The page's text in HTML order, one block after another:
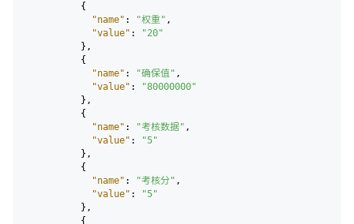
{
"name" : "权重" ,
"value" :
"20"
} ,
{
"name" : "确保值" ,
"value" :
"80000000"
} ,
{
"name" : "考核数据" ,
"value" :
"5"
} ,
{
"name" : "考核分" ,
"value" :
"5"
} ,
{